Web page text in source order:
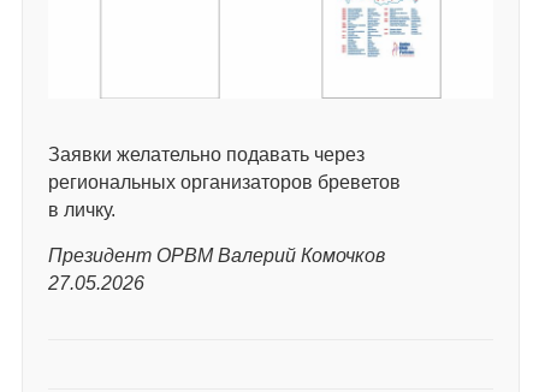
Заявки желательно подавать через
региональных организаторов бреветов
в личку.
Президент ОРВМ Валерий Комочков
27.05.2026